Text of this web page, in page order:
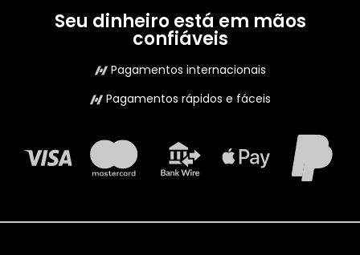
Seu dinheiro está em mãos
confiáveis
Pagamentos internacionais
Pagamentos rápidos e fáceis